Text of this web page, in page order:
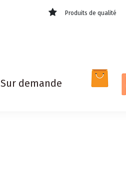
Produits de qualité
Sur demande